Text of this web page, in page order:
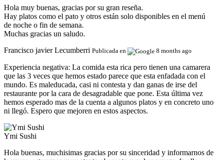
Hola muy buenas, gracias por su gran reseña.
Hay platos como el pato y otros están solo disponibles en el menú
de noche o fin de semana.
Muchas gracias un saludo.
Francisco javier Lecumberri Publicada en 8 months ago
Experiencia negativa: La comida esta rica pero tienen una camarera
que las 3 veces que hemos estado parece que esta enfadada con el
mundo. Es maleducada, casi ni contesta y dan ganas de irse del
restaurante por la cara de desagradable que pone. Esta última vez
hemos esperado mas de la cuenta a algunos platos y en concreto uno
ni llegó. Espero que mejoren en estos aspectos.
Ymi Sushi
Hola buenas, muchisimas gracias por su sinceridad y informarnos de